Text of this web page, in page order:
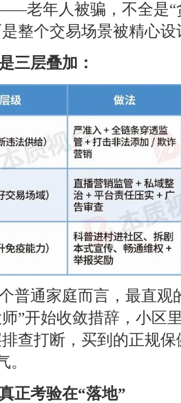
老年人被骗，不全是“
整个交易场景被精心
三层叠加：
普通家庭而言，最直观
”开始收敛措辞，小区
查打断，买到的正规
。
正考验在“落地”